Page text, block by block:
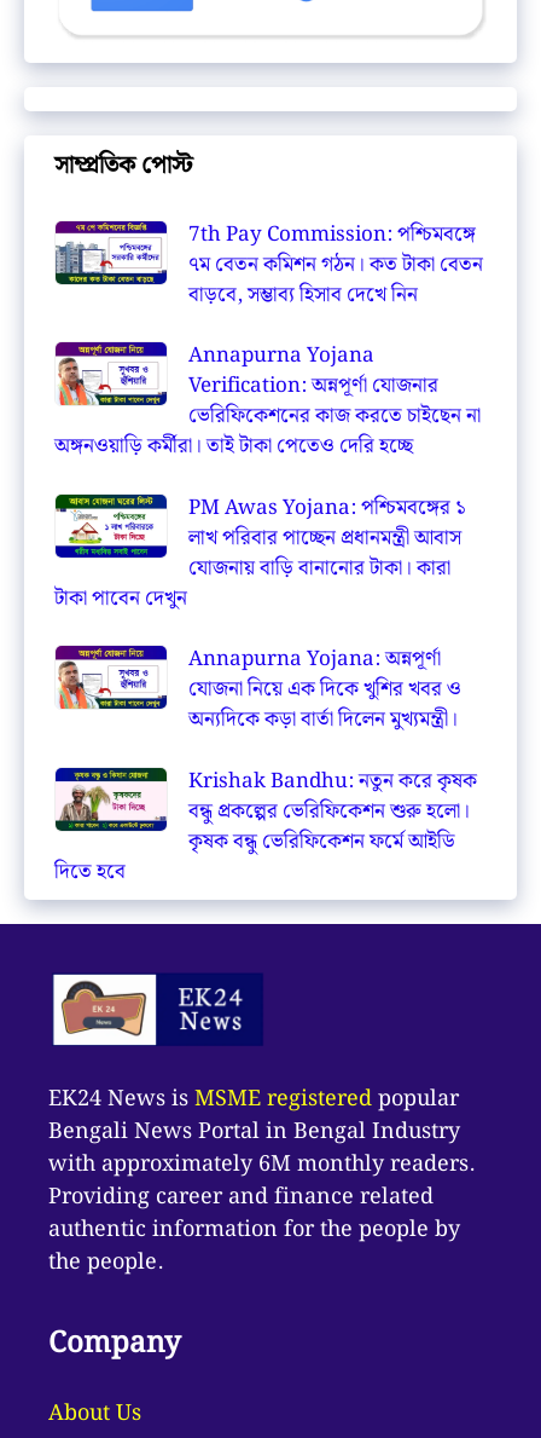
সাম্প্রতিক পোস্ট
7th Pay Commission: পশ্চিমবঙ্গে
৭ম বেতন কমিশন গঠন। কত টাকা বেতন
বাড়বে, সম্ভাব্য হিসাব দেখে নিন
Annapurna Yojana
Verification: অন্নপূর্ণা যোজনার
ভেরিফিকেশনের কাজ করতে চাইছেন না
অঙ্গনওয়াড়ি কর্মীরা। তাই টাকা পেতেও দেরি হচ্ছে
PM Awas Yojana: পশ্চিমবঙ্গের ১
লাখ পরিবার পাচ্ছেন প্রধানমন্ত্রী আবাস
যোজনায় বাড়ি বানানোর টাকা। কারা
টাকা পাবেন দেখুন
Annapurna Yojana: অন্নপূর্ণা
যোজনা নিয়ে এক দিকে খুশির খবর ও
অন্যদিকে কড়া বার্তা দিলেন মুখ্যমন্ত্রী।
Krishak Bandhu: নতুন করে কৃষক
বন্ধু প্রকল্পের ভেরিফিকেশন শুরু হলো।
কৃষক বন্ধু ভেরিফিকেশন ফর্মে আইডি
দিতে হবে
EK24 News isMSME registeredpopular
Bengali News Portal in Bengal Industry
with approximately 6M monthly readers.
Providing career and finance related
authentic information for the people by
the people.
Company
About Us